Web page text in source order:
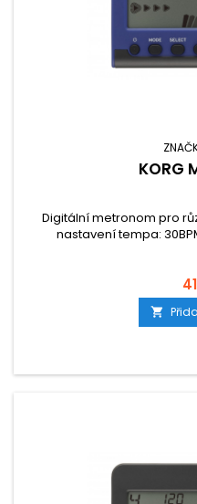
KORG
Digitální metronom pro
nastavení tempa:
